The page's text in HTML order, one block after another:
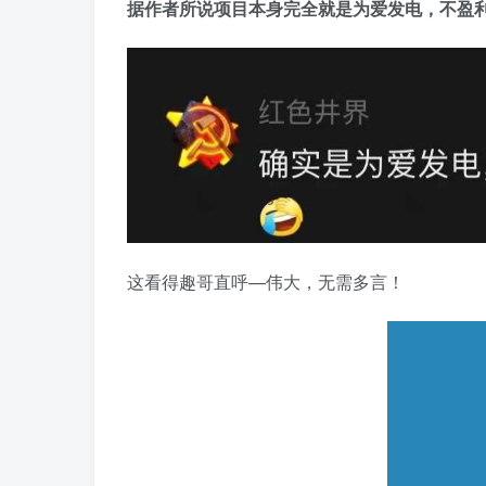
据作者所说项目本身完全就是为爱发电，不盈
这看得趣哥直呼—伟大，无需多言！